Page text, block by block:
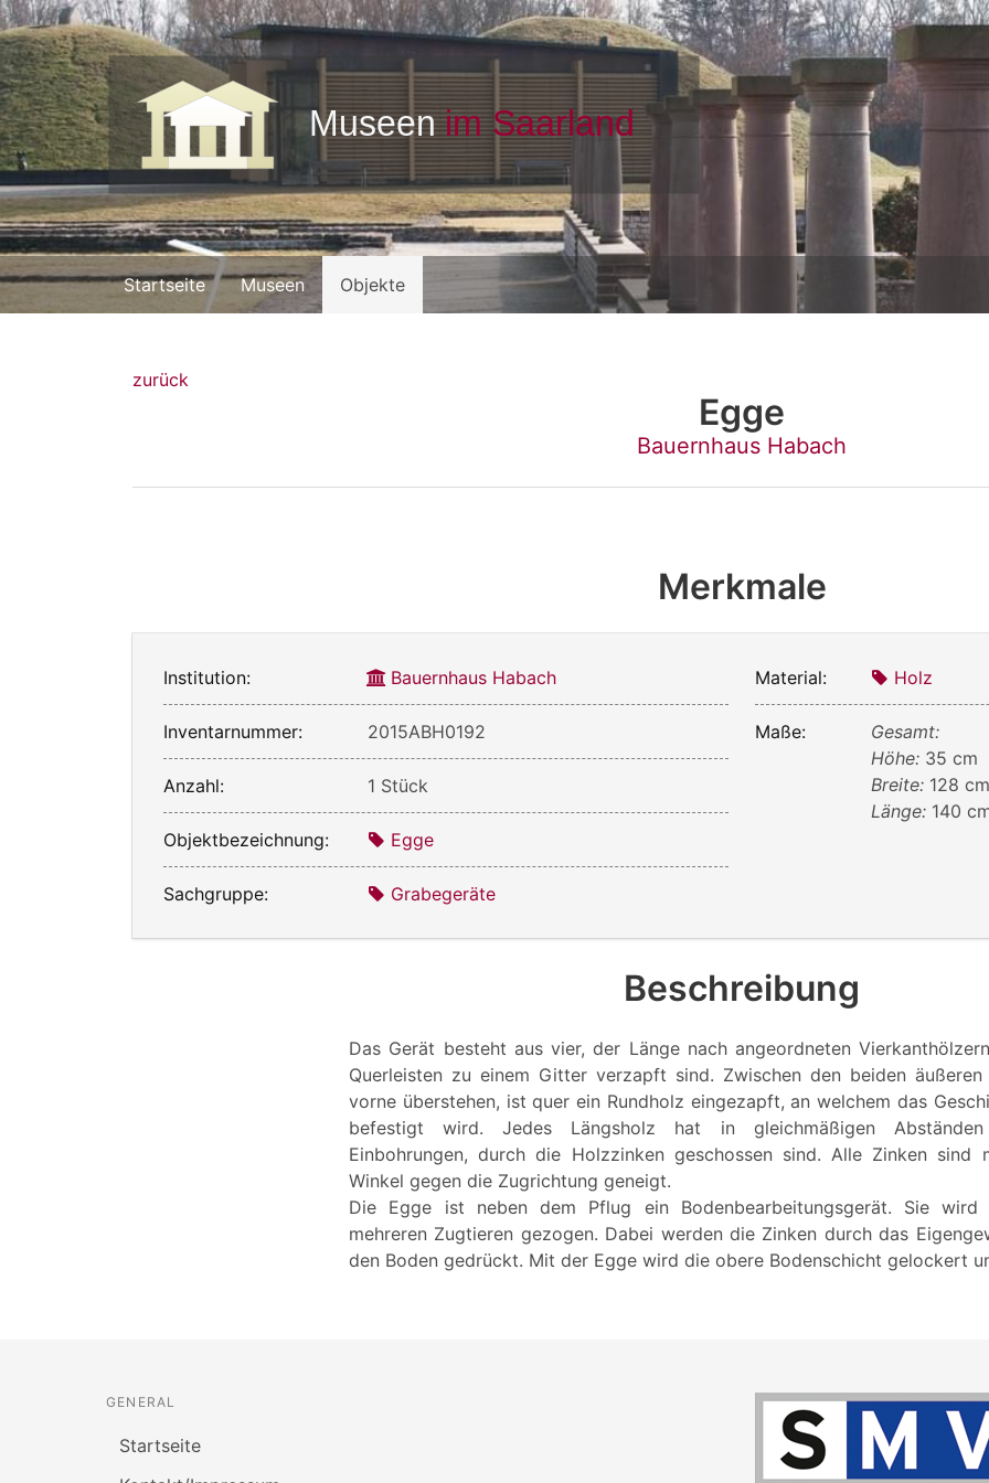
Startseite Museen Objekte
zurück
Egge
Bauernhaus Habach
Merkmale
Institution: Bauernhaus Habach
Inventarnummer: 2015ABH0192
Anzahl: 1 Stück
Objektbezeichnung: Egge
Sachgruppe: Grabegeräte
Material: Holz
Maße:
Gesamt:
Höhe: 35 cm
Breite: 128
Länge: 140
Beschreibung
Das Gerät besteht aus vier, der Länge nach angeordneten
Querleisten zu einem Gitter verzapft sind. Zwischen den beiden äußeren
vorne überstehen, ist quer ein Rundholz eingezapft, an welchem das
befestigt wird. Jedes Längsholz hat in gleichmäßigen
Einbohrungen, durch die Holzzinken geschossen sind. Alle Zinken sind
Winkel gegen die Zugrichtung geneigt.
Die Egge ist neben dem Pflug ein Bodenbearbeitungsgerät. Sie
mehreren Zugtieren gezogen. Dabei werden die Zinken durch das
den Boden gedrückt. Mit der Egge wird die obere Bodenschicht gelockert
GENERAL
Startseite